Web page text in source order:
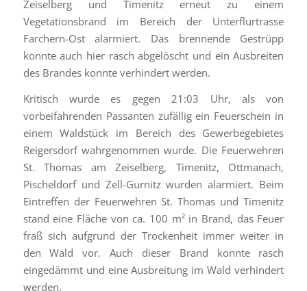
Zeiselberg und Timenitz erneut zu einem
Vegetationsbrand im Bereich der Unterflurtrasse
Farchern-Ost alarmiert. Das brennende Gestrüpp
konnte auch hier rasch abgelöscht und ein Ausbreiten
des Brandes konnte verhindert werden.
Kritisch wurde es gegen 21:03 Uhr, als von
vorbeifahrenden Passanten zufällig ein Feuerschein in
einem Waldstück im Bereich des Gewerbegebietes
Reigersdorf wahrgenommen wurde. Die Feuerwehren
St. Thomas am Zeiselberg, Timenitz, Ottmanach,
Pischeldorf und Zell-Gurnitz wurden alarmiert. Beim
Eintreffen der Feuerwehren St. Thomas und Timenitz
stand eine Fläche von ca. 100 m² in Brand, das Feuer
fraß sich aufgrund der Trockenheit immer weiter in
den Wald vor. Auch dieser Brand konnte rasch
eingedämmt und eine Ausbreitung im Wald verhindert
werden.